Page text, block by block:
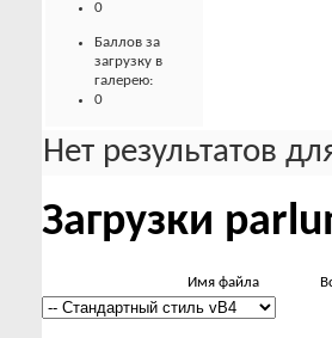
0
Баллов за
загрузку в
галерею:
0
Нет результатов
Загрузки
Имя файла